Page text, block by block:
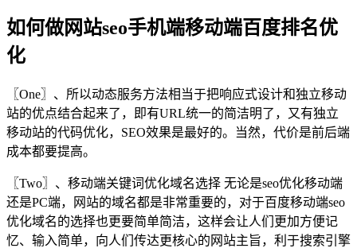
如何做网站seo手机端移动端百度排名优
化
〖One〗、所以动态服务方法相当于把响应式设计和独立移动
站的优点结合起来了，即有URL统一的简洁明了，又有独立
移动站的代码优化，SEO效果是最好的。当然，代价是前后端
成本都要提高。
〖Two〗、移动端关键词优化域名选择 无论是seo优化移动端
还是PC端，网站的域名都是非常重要的，对于百度移动端seo
优化域名的选择也更要简单简洁，这样会让人们更加方便记
忆、输入简单，向人们传达更核心的网站主旨，利于搜索引擎